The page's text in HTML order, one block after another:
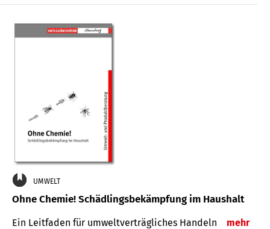
UMWELT
Ohne Chemie! Schädlingsbekämpfung im Haushalt
Ein Leitfaden für um­welt­ver­träg­liches Han­deln mehr